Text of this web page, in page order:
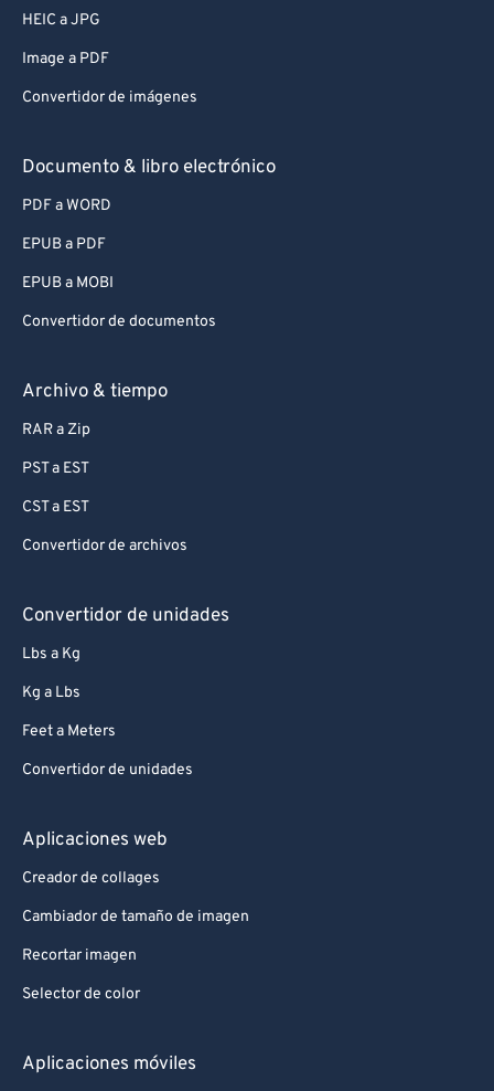
HEIC a JPG
Image a PDF
Convertidor de imágenes
Documento & libro electrónico
PDF a WORD
EPUB a PDF
EPUB a MOBI
Convertidor de documentos
Archivo & tiempo
RAR a Zip
PST a EST
CST a EST
Convertidor de archivos
Convertidor de unidades
Lbs a Kg
Kg a Lbs
Feet a Meters
Convertidor de unidades
Aplicaciones web
Creador de collages
Cambiador de tamaño de imagen
Recortar imagen
Selector de color
Aplicaciones móviles